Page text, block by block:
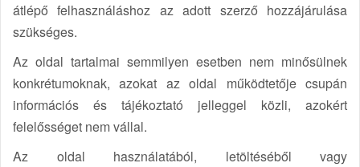
átlépő felhasználáshoz az adott szerző hozzájárulása
szükséges.
Az oldal tartalmai semmilyen esetben nem minősülnek
konkrétumoknak, azokat az oldal működtetője csupán
információs és tájékoztató jelleggel közli, azokért
felelősséget nem vállal.
Az oldal használatából, letöltéséből vagy